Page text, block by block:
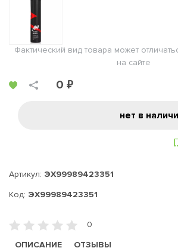
Фактический вид товара может
на сайте
0 ₽
нет в
Артикул: ЭХ99989423351
Код: ЭХ99989423351
0
ОПИСАНИЕ
ОТЗЫВЫ